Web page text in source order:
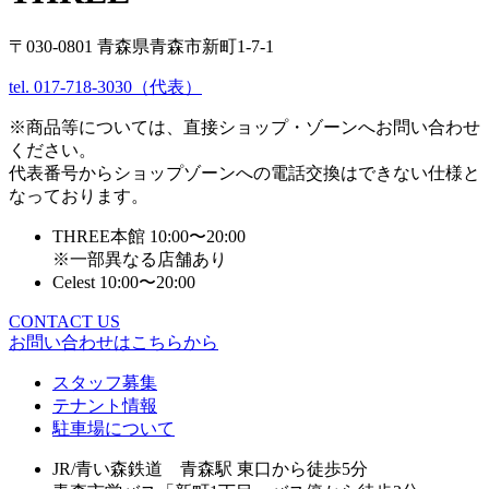
〒030-0801 青森県青森市新町1-7-1
tel. 017-718-3030（代表）
※商品等については、直接ショップ・ゾーンへお問い合わせ
ください。
代表番号からショップゾーンへの電話交換はできない仕様と
なっております。
THREE本館 10:00〜20:00
※一部異なる店舗あり
Celest 10:00〜20:00
CONTACT US
お問い合わせはこちらから
スタッフ募集
テナント情報
駐車場について
JR/青い森鉄道 青森駅 東口から徒歩5分